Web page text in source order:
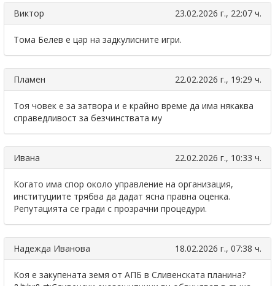
Виктор 23.02.2026 г., 22:07 ч.
Тома Белев е цар на задкулисните игри.
Пламен 22.02.2026 г., 19:29 ч.
Тоя човек е за затвора и е крайно време да има някаква
справедливост за безчинствата му
Ивана 22.02.2026 г., 10:33 ч.
Когато има спор около управление на организация,
институциите трябва да дадат ясна правна оценка.
Репутацията се гради с прозрачни процедури.
Надежда Иванова 18.02.2026 г., 07:38 ч.
Коя е закупената земя от АПБ в Сливенската планина?